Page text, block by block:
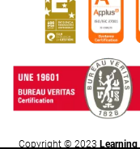
Copyright © 2023 Learning